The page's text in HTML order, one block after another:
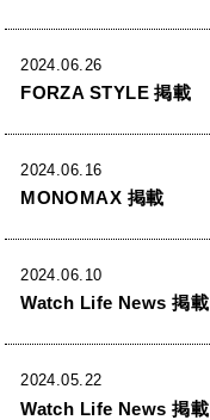
2024.06.26
FORZA STYLE 掲載
2024.06.16
MONOMAX 掲載
2024.06.10
Watch Life News 掲載
2024.05.22
Watch Life News 掲載